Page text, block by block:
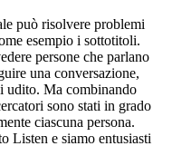
può risolvere problemi
esempio i sottotitoli.
persone che parlano
una conversazione,
udito. Ma combinando
sono stati in grado
ciascuna persona.
Listen e siamo entusiasti